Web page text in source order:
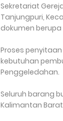
Sekretariat
Tanjungpuri,
dokumen berupa
Proses
kebutuhan
Penggeledahan.
Seluruh barang
Kalimantan